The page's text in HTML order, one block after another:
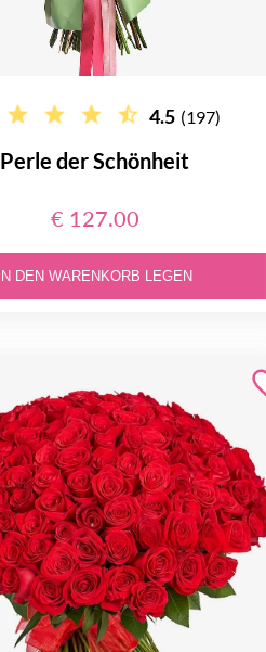
4.5 (197)
Perle der Schönheit
€ 127.00
IN DEN WARENKORB LEGEN